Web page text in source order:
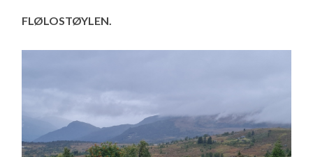
FLØLOSTØYLEN.